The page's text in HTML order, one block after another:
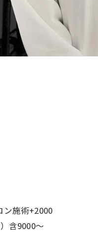
施術+2000
含9000〜